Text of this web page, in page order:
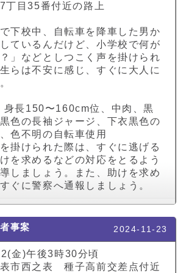
丁目35番付近の路上
下校中、自転車を降車した男か
ているんだけど、小学校で何が
」などとしつこく声を掛けられ
らは不安に感じ、すぐに大人に
身長150〜160cm位、中肉、黒
色の長袖ジャージ、下衣黒色の
色不明の自転車使用
掛けられた際は、すぐに逃げる
を求めるなどの対応をとるよう
しましょう。また、助けを求め
ぐに警察へ通報しましょう。
事案 2024-11-23
金)午後3時30分頃
表市西之表 種子高前交差点付近